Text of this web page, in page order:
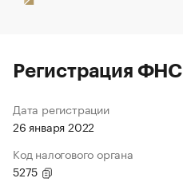
Регистрация ФНС
Дата регистрации
26 января 2022
Код налогового органа
5275